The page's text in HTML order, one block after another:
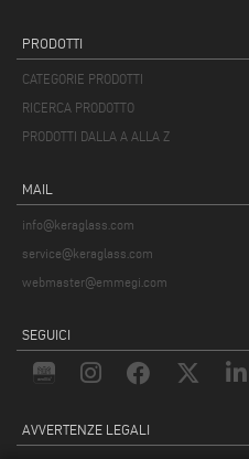
PRODOTTI
CATEGORIE PRODOTTI
RICERCA PRODOTTO
PRODOTTI DALLA A ALLA Z
MAIL
info@keraglass.com
service@keraglass.com
webmaster@emmegi.com
SEGUICI
AVVERTENZE LEGALI